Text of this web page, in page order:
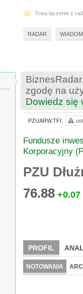
zgodę na
Dowiedz się
Fundusze
Korporacyjny
PZU
76.88 +0.07
PROFIL
NOTOWANIA
PZUARW.TFI:
Trwa łączenie z
RADAR